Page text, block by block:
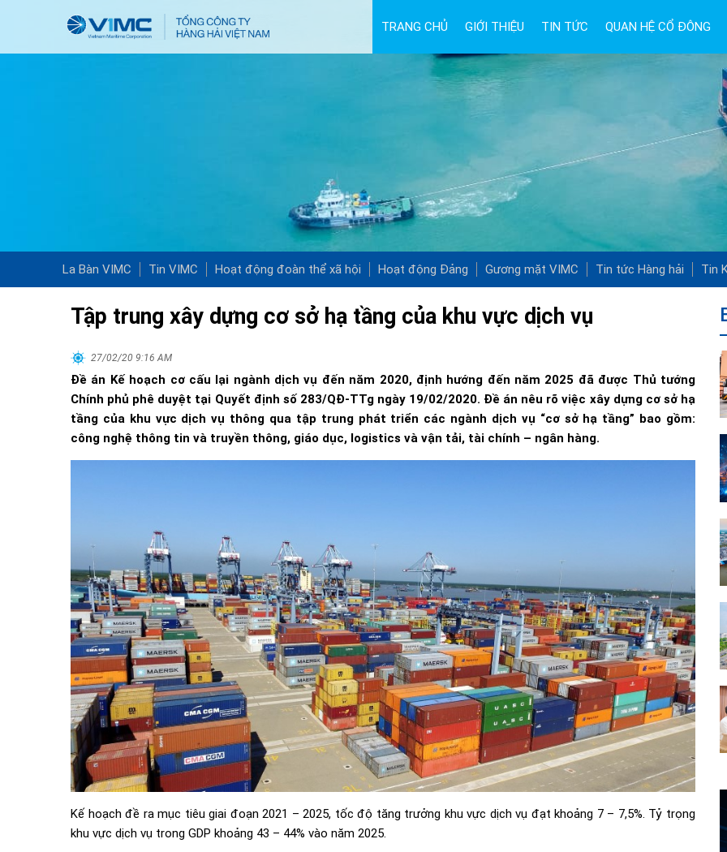
TRANG CHỦ GIỚI THIỆU TIN TỨC QUAN HỆ CỔ ĐÔNG
La Bàn VIMC Tin VIMC Hoạt động đoàn thể xã hội Hoạt động Đảng Gương mặt VIMC Tin tức Hàng hải Tin
Tập trung xây dựng cơ sở hạ tầng của khu vực dịch vụ
27/02/20 9:16 AM
Đề án Kế hoạch cơ cấu lại ngành dịch vụ đến năm 2020, định hướng đến năm 2025 đã được Thủ tướng
Chính phủ phê duyệt tại Quyết định số 283/QĐ-TTg ngày 19/02/2020. Đề án nêu rõ việc xây dựng cơ sở hạ
tầng của khu vực dịch vụ thông qua tập trung phát triển các ngành dịch vụ “cơ sở hạ tầng” bao gồm:
công nghệ thông tin và truyền thông, giáo dục, logistics và vận tải, tài chính – ngân hàng.
Kế hoạch đề ra mục tiêu giai đoạn 2021 – 2025, tốc độ tăng trưởng khu vực dịch vụ đạt khoảng 7 – 7,5%. Tỷ trọng
khu vực dịch vụ trong GDP khoảng 43 – 44% vào năm 2025.